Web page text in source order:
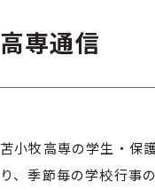
高専通信
苫小牧高専の学生・保
り、季節毎の学校行事